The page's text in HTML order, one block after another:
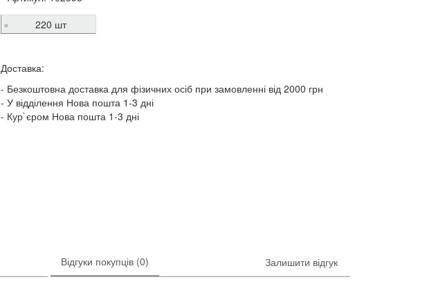
220 шт
Доставка:
Безкоштовна доставка для фізичних осіб при замовленні від 2000 грн
У відділення Нова пошта 1-3 дні
Кур`єром Нова пошта 1-3 дні
Відгуки покупців (0) Залишити відгук